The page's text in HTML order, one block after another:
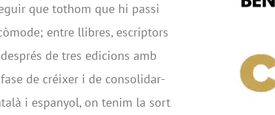
que tothom que hi passi
entre llibres, escriptors
de tres edicions amb
de créixer i de consolidar-
i espanyol, on tenim la sort